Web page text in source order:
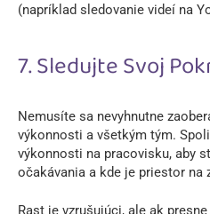
(napríklad sledovanie videí na
7. Sledujte Svoj
Nemusíte sa nevyhnutne
výkonnosti a všetkým tým.
výkonnosti na pracovisku, aby
očakávania a kde je priestor na
Rast je vzrušujúci, ale ak